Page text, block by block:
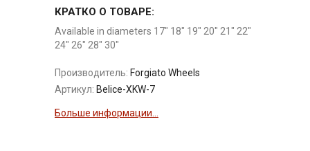
КРАТКО О ТОВАРЕ:
Available in diameters 17" 18" 19" 20" 21" 22"
24" 26" 28" 30"
Производитель: Forgiato Wheels
Артикул: Belice-XKW-7
Больше информации...